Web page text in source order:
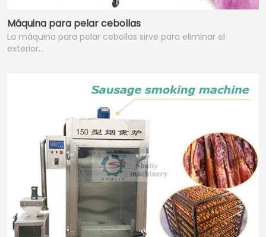
Máquina para pelar cebollas
La máquina para pelar cebollas sirve para eliminar el
exterior…